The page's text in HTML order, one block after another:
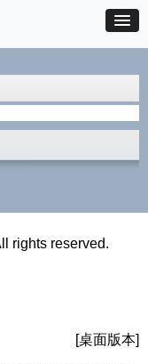
rights reserved.
[桌面版本]